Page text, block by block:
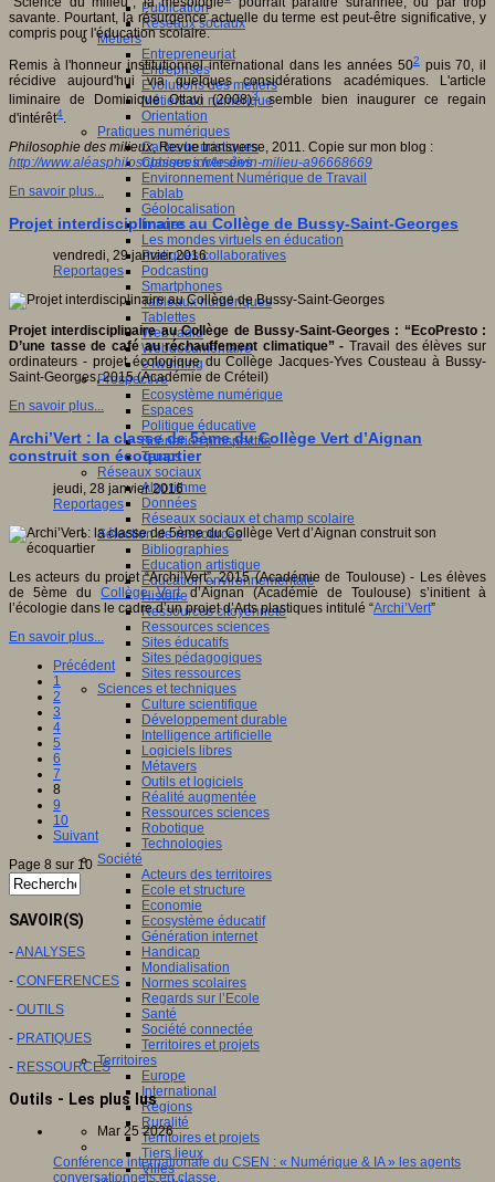
Publication
Réseaux sociaux
Métiers
Entrepreneuriat
Entreprises
Evolutions des métiers
Métiers du numérique
Orientation
Pratiques numériques
Cartes heuristiques
Classes inversées
Environnement Numérique de Travail
Fablab
Géolocalisation
Images
Les mondes virtuels en éducation
Pratiques collaboratives
Podcasting
Smartphones
Tableaux numériques
Tablettes
Web radio
Webdocumentaire
eTwinning
Prospective
Ecosystème numérique
Espaces
Politique éducative
Scénarios prospectifs
Temps
Réseaux sociaux
Algorithme
Données
Réseaux sociaux et champ scolaire
Sélection de ressources
Bibliographies
Education artistique
Education environnementale
Histoire
Ressources citoyenneté
Ressources sciences
Sites éducatifs
Sites pédagogiques
Sites ressources
Sciences et techniques
Culture scientifique
Développement durable
Intelligence artificielle
Logiciels libres
Métavers
Outils et logiciels
Réalité augmentée
Ressources sciences
Robotique
Technologies
Société
Acteurs des territoires
Ecole et structure
Economie
Ecosystème éducatif
Génération internet
Handicap
Mondialisation
Normes scolaires
Regards sur l’Ecole
Santé
Société connectée
Territoires et projets
Territoires
Europe
International
Régions
Ruralité
Territoires et projets
Tiers lieux
Villes
savante. Pourtant, la résurgence actuelle du terme est peut-être significative, y
compris pour l'éducation scolaire.
Remis à l'honneur institutionnel international dans les années 502puis 70, il
récidive aujourd'hui via quelques considérations académiques. L'article
liminaire de Dominique Ottavi (2008)3semble bien inaugurer ce regain
d'intérêt4.
Philosophie des milieux, Revue transverse, 2011. Copie sur mon blog :
http://www.aléasphilosophiques.fr/le-divin-milieu-a96668669
En savoir plus...
Projet interdisciplinaire au Collège de Bussy-Saint-Georges
vendredi, 29 janvier 2016
Reportages
Projet interdisciplinaire au Collège de Bussy-Saint-Georges : “EcoPresto :
D’une tasse de café au réchauffement climatique” -Travail des élèves sur
ordinateurs - projet écologique du Collège Jacques-Yves Cousteau à Bussy-
Saint-Georges, 2015 (Académie de Créteil)
En savoir plus...
Archi’Vert : la classe de 5ème du Collège Vert d’Aignan
construit son écoquartier
jeudi, 28 janvier 2016
Reportages
Les acteurs du projet “Archi’Vert”, 2015 (Académie de Toulouse) - Les élèves
de 5ème duCollège Vertd’Aignan (Académie de Toulouse) s’initient à
l’écologie dans le cadre d’un projet d’Arts plastiques intitulé “Archi’Vert”
En savoir plus...
Précédent
1
2
3
4
5
6
7
8
9
10
Suivant
Page 8 sur 10
SAVOIR(S)
-ANALYSES
- CONFERENCES
- OUTILS
- PRATIQUES
- RESSOURCES
Outils - Les plus lus
Mar 25 2026
Conférence internationale du CSEN : « Numérique & IA » les agents
conversationnels en classe.